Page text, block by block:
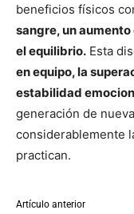
beneficios físicos
sangre, un
el equilibrio. Esta
en equipo, la
estabilidad
generación de
considerablemente
practican.
Artículo anterior